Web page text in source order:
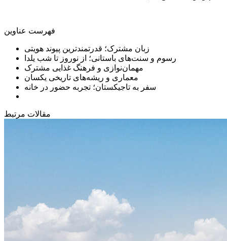
فهرست عناوین
زبان مشترک؛ قدرتمندترین پیوند هویتی
رسوم و سنت‌های باستانی؛ از نوروز تا شب یلدا
مهمان‌نوازی و فرهنگ غذایی مشترک
معماری و ریشه‌های تاریخی یکسان
سفر به تاجیکستان؛ تجربه حضور در خانه
مقالات مرتبط